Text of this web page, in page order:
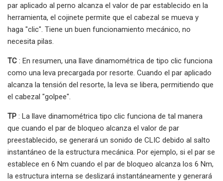
par aplicado al perno alcanza el valor de par establecido en la
herramienta, el cojinete permite que el cabezal se mueva y
haga "clic". Tiene un buen funcionamiento mecánico, no
necesita pilas.
TC : En resumen, una llave dinamométrica de tipo clic funciona
como una leva precargada por resorte. Cuando el par aplicado
alcanza la tensión del resorte, la leva se libera, permitiendo que
el cabezal "golpee".
TP : La llave dinamométrica tipo clic funciona de tal manera
que cuando el par de bloqueo alcanza el valor de par
preestablecido, se generará un sonido de CLIC debido al salto
instantáneo de la estructura mecánica. Por ejemplo, si el par se
establece en 6 Nm cuando el par de bloqueo alcanza los 6 Nm,
la estructura interna se deslizará instantáneamente y generará